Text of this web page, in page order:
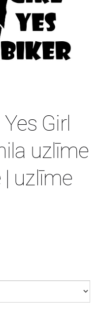
Girl
uzlīme
uzlīme